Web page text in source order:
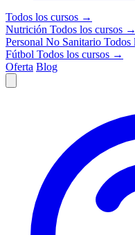
Todos los cursos →
Nutrición Todos los cursos →
Personal No Sanitario Todos
Fútbol Todos los cursos →
Oferta Blog